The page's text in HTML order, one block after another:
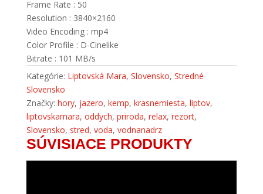
Frame Rate : 50
Resolution : 3840×2160
Video Encoding : mp4
Color Profile : D-Cinelike
Bitrate : 101 MB/s
Kategórie: Liptovská Mara, Slovensko, Stredné
Slovensko
Značky: hory, jazero, kemp, krasnemiesta, liptov,
liptovskamara, oddych, priroda, relax, rezort,
Slovensko, stred, voda, vodnanadrz
SÚVISIACE PRODUKTY